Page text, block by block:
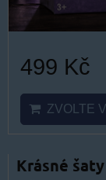
499 Kč
ZVOLTE
Krásné